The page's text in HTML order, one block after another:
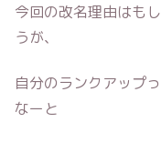
今回の改名理由はも
うが、
自分のランクアップ
なーと